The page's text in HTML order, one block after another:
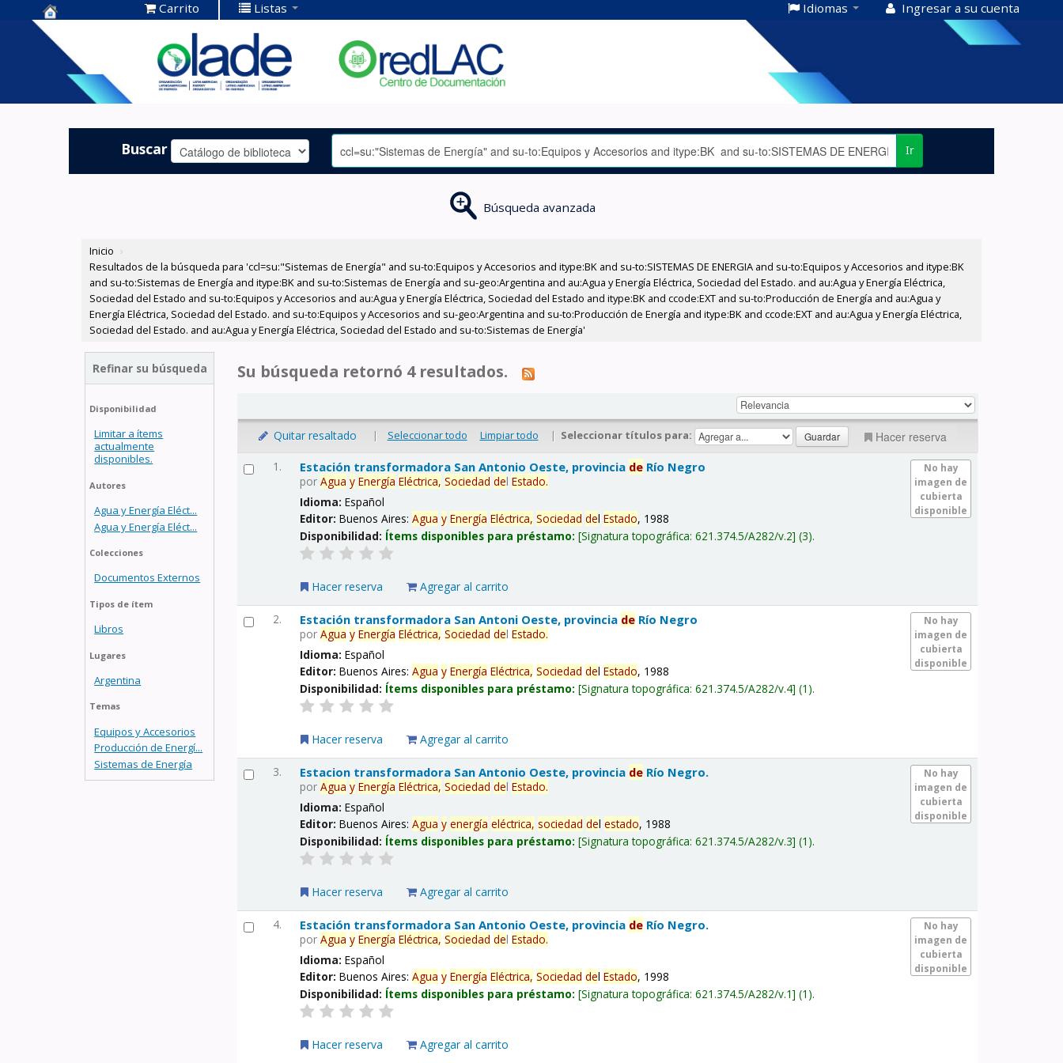
Centro de
Documentación
OLADE -
Carrito Listas Idiomas Ingresar a su cuenta
Buscar Ir
Búsqueda avanzada
Inicio ›
Resultados de la búsqueda para 'ccl=su:"Sistemas de Energía" and su-to:Equipos y Accesorios and itype:BK and su-to:SISTEMAS DE ENERGIA and su-to:Equipos y Accesorios and itype:BK
and su-to:Sistemas de Energía and itype:BK and su-to:Sistemas de Energía and su-geo:Argentina and au:Agua y Energía Eléctrica, Sociedad del Estado. and au:Agua y Energía Eléctrica,
Sociedad del Estado and su-to:Equipos y Accesorios and au:Agua y Energía Eléctrica, Sociedad del Estado and itype:BK and ccode:EXT and su-to:Producción de Energía and au:Agua y
Energía Eléctrica, Sociedad del Estado. and su-to:Equipos y Accesorios and su-geo:Argentina and su-to:Producción de Energía and itype:BK and ccode:EXT and au:Agua y Energía Eléctrica,
Sociedad del Estado. and au:Agua y Energía Eléctrica, Sociedad del Estado and su-to:Sistemas de Energía'
Refinar su búsqueda
Disponibilidad
Limitar a ítems
actualmente
disponibles.
Autores
Agua y Energía Eléct...
Agua y Energía Eléct...
Colecciones
Documentos Externos
Tipos de ítem
Libros
Lugares
Argentina
Temas
Equipos y Accesorios
Producción de Energí...
Sistemas de Energía
Su búsqueda retornó 4 resultados.
Quitar resaltado | Seleccionar todo Limpiar todo | Seleccionar títulos para: Hacer reserva
1.
No hay
imagen de
cubierta
disponible
Estación transformadora San Antonio Oeste, provincia de Río Negro
porAgua y Energía Eléctrica, Sociedad delEstado.
Idioma:Español
Editor:Buenos Aires:Agua y Energía Eléctrica, Sociedad delEstado, 1988
Disponibilidad: Ítems disponibles para préstamo: Signatura topográfica:621.374.5/A282/v.2 (3).
Hacer reserva Agregar al carrito
2.
No hay
imagen de
cubierta
disponible
Estación transformadora San Antoni Oeste, provincia de Río Negro
porAgua y Energía Eléctrica, Sociedad delEstado.
Idioma:Español
Editor:Buenos Aires:Agua y Energía Eléctrica, Sociedad delEstado, 1988
Disponibilidad: Ítems disponibles para préstamo: Signatura topográfica:621.374.5/A282/v.4 (1).
Hacer reserva Agregar al carrito
3.
No hay
imagen de
cubierta
disponible
Estacion transformadora San Antonio Oeste, provincia de Río Negro.
porAgua y Energía Eléctrica, Sociedad delEstado.
Idioma:Español
Editor:Buenos Aires:Agua y energía eléctrica, sociedad delestado, 1988
Disponibilidad: Ítems disponibles para préstamo: Signatura topográfica:621.374.5/A282/v.3 (1).
Hacer reserva Agregar al carrito
4.
No hay
imagen de
cubierta
disponible
Estación transformadora San Antonio Oeste, provincia de Río Negro.
porAgua y Energía Eléctrica, Sociedad delEstado.
Idioma:Español
Editor:Buenos Aires:Agua y Energía Eléctrica, Sociedad delEstado, 1998
Disponibilidad: Ítems disponibles para préstamo: Signatura topográfica:621.374.5/A282/v.1 (1).
Hacer reserva Agregar al carrito